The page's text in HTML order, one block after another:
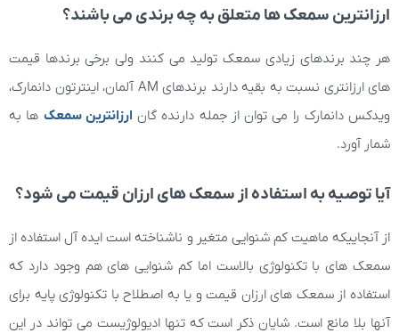
ارزانترین سمعک ها متعلق به چه برندی می باشند؟
هر چند برندهای زیادی سمعک تولید می کنند ولی برخی برندها قیمت
های ارزانتری نسبت به بقیه دارند برندهای AM آلمان، اینترتون دانمارک،
ویدکس دانمارک را می توان از جمله دارنده گان ارزانترین سمعک ها به
شمار آورد.
آیا توصیه به استفاده از سمعک های ارزان قیمت می شود؟
از آنجاییکه ماهیت کم شنوایی متغیر و ناشناخته است ایده آل استفاده از
سمعک های با تکنولوژی بالاست اما کم شنوایی های هم وجود دارد که
استفاده از سمعک های ارزان قیمت و یا به اصطلاح با تکنولوژی پایه برای
آنها بلا مانع است. شایان ذکر است که تنها ادیولوژیست می تواند در این